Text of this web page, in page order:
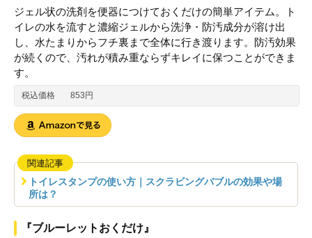
ジェル状の洗剤を便器につけておくだけの簡単アイテム。ト
イレの水を流すと濃縮ジェルから洗浄・防汚成分が溶け出
し、水たまりからフチ裏まで全体に行き渡ります。防汚効果
が続くので、汚れが積み重ならずキレイに保つことができま
す。
税込価格 853円
関連記事
トイレスタンプの使い方｜スクラビングバブルの効果や場
所は？
『ブルーレットおくだけ』